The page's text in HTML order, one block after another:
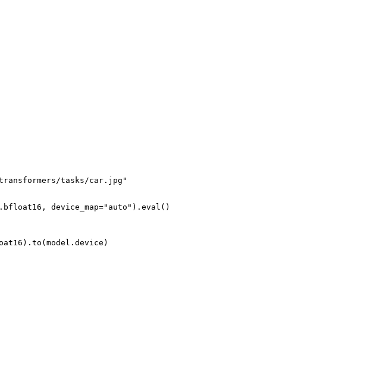
tasks/car.jpg"
device_map="auto").eval()